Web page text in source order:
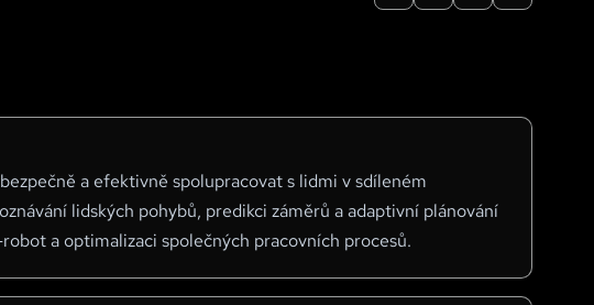
a efektivně spolupracovat s lidmi v sdíleném
lidských pohybů, predikci záměrů a adaptivní plánování
a optimalizaci společných pracovních procesů.